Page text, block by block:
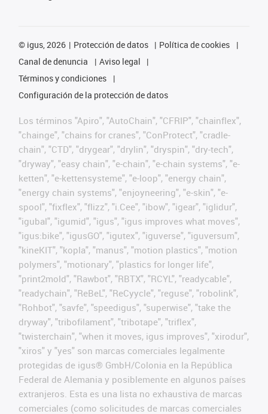
© igus, 2026 Protección de datos
Política de cookies
Canal de denuncia
Aviso legal
Términos y condiciones
Configuración de la protección de datos
Los términos "Apiro", "AutoChain", "CFRIP", "chainflex",
"chainge", "chains for cranes", "ConProtect", "cradle-
chain", "CTD", "drygear", "drylin", "dryspin", "dry-tech",
"dryway", "easy chain", "e-chain", "e-chain systems", "e-
ketten", "e-kettensysteme", "e-loop", "energy chain",
"energy chain systems", "enjoyneering", "e-skin", "e-
spool", "fixflex", "flizz", "i.Cee", "ibow", "igear", "iglidur",
"igubal", "igumid", "igus", "igus improves what moves",
"igus:bike", "igusGO", "igutex", "iguverse", "iguversum",
"kineKIT", "kopla", "manus", "motion plastics", "motion
polymers", "motionary", "plastics for longer life",
"print2mold", "Rawbot", "RBTX", "RCYL", "readycable",
"readychain", "ReBeL", "ReCyycle", "reguse", "robolink",
"Rohbot", "savfe", "speedigus", "superwise", "take the
dryway", "tribofilament", "tribotape", "triflex",
"twisterchain", "when it moves, igus improves", "xirodur",
"xiros" y "yes" son marcas comerciales legalmente
protegidas de igus® GmbH/Colonia en la República
Federal de Alemania y posiblemente en algunos países
extranjeros. Esta es una lista no exhaustiva de marcas
comerciales (como solicitudes de marcas comerciales